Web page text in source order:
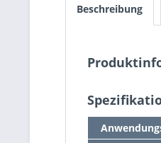
Beschreibung